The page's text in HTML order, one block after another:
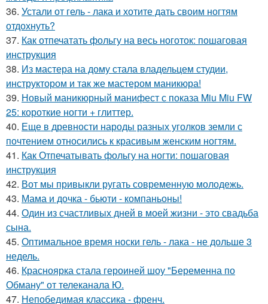
36. Устали от гель - лака и хотите дать своим ногтям
отдохнуть?
37. Как отпечатать фольгу на весь ноготок: пошаговая
инструкция
38. Из мастера на дому стала владельцем студии,
инструктором и так же мастером маникюра!
39. Новый маникюрный манифест с показа Miu Miu FW
25: короткие ногти + глиттер.
40. Еще в древности народы разных уголков земли с
почтением относились к красивым женским ногтям.
41. Как Отпечатывать фольгу на ногти: пошаговая
инструкция
42. Вот мы привыкли ругать современную молодежь.
43. Мама и дочка - бьюти - компаньоны!
44. Один из счастливых дней в моей жизни - это свадьба
сына.
45. Оптимальное время носки гель - лака - не дольше 3
недель.
46. Красноярка стала героиней шоу "Беременна по
Обману" от телеканала Ю.
47. Непобедимая классика - френч.